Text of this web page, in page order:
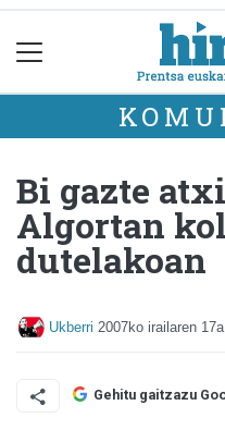
Bi gazte
Algortan
dutelakoan
Ukberri 2007ko irailaren 17a
Gehitu gaitzazu